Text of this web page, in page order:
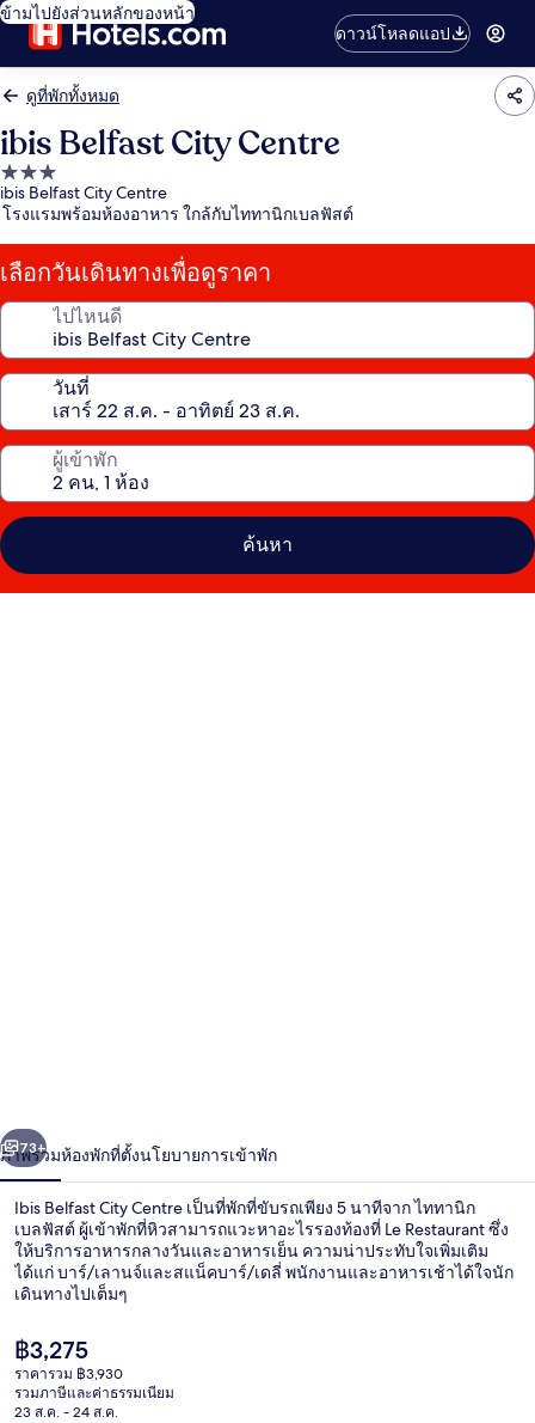
ข้ามไปยังส่วนหลักของหน้า
ดาวน์โหลดแอป
ดูที่พักทั้งหมด
ibis Belfast City Centre
ที่พัก
3.0
ibis Belfast City Centre
โรงแรมพร้อมห้องอาหาร ใกล้กับไททานิกเบลฟัสต์
เลือกวันเดินทางเพื่อดูราคา
ไปไหนดี
วันที่
ผู้เข้าพัก
ค้นหา
า
ถัดไป
73+
ภาพรวมห้องพักที่ตั้งนโยบายการเข้าพัก
Ibis Belfast City Centre เป็นที่พักที่ขับรถเพียง 5 นาทีจาก ไททานิก
เบลฟัสต์ ผู้เข้าพักที่หิวสามารถแวะหาอะไรรองท้องที่ Le Restaurant ซึ่ง
ให้บริการอาหารกลางวันและอาหารเย็น ความน่าประทับใจเพิ่มเติม
ได้แก่ บาร์/เลานจ์และสแน็คบาร์/เดลี่ พนักงานและอาหารเช้าได้ใจนัก
เดินทางไปเต็มๆ
ราคา
ปัจจุบัน
฿3,275
฿3,275
ราคารวม ฿3,930
รวมภาษีและค่าธรรมเนียม
23 ส.ค. - 24 ส.ค.